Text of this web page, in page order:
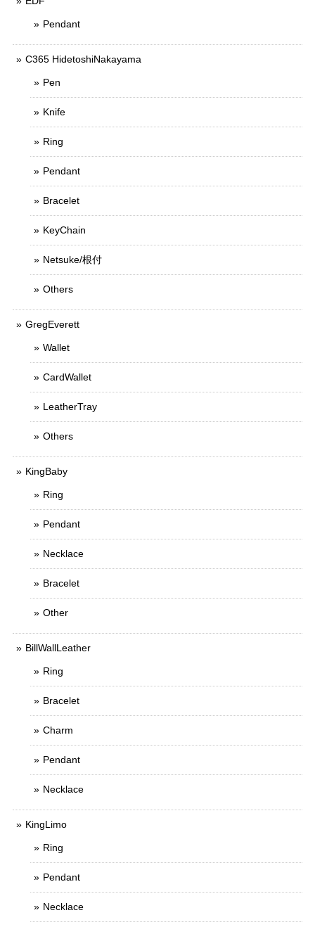
Pendant
C365 HidetoshiNakayama
Pen
Knife
Ring
Pendant
Bracelet
KeyChain
Netsuke/根付
Others
GregEverett
Wallet
CardWallet
LeatherTray
Others
KingBaby
Ring
Pendant
Necklace
Bracelet
Other
BillWallLeather
Ring
Bracelet
Charm
Pendant
Necklace
KingLimo
Ring
Pendant
Necklace